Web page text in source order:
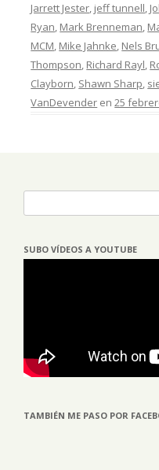
Jarrett Jester, jeff tunnell,
Ryan, Mark Brenneman,
MCM, Mike Jahnke, Nels
Thompson, Richard Rayl,
Clayborn, Shawn Sharp,
VanDevender en25
SUBO VÍDEOS A YOUTUBE
TAMBIÉN ME PASO POR